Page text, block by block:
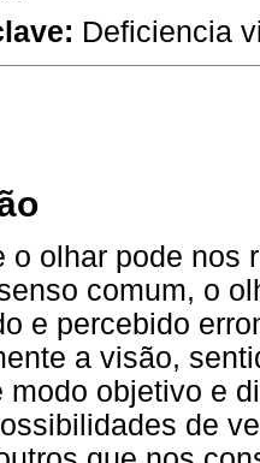
Deficiencia
o olhar pode nos
comum, o
e percebido
a visão,
modo objetivo e
de